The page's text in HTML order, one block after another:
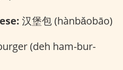
汉堡包 (hànbǎobāo)
(deh ham-bur-